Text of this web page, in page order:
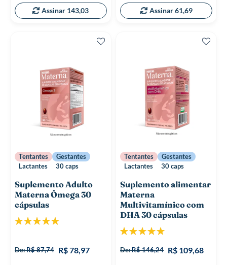
Assinar 143,03 Assinar 61,69
Tentantes
Gestantes
Lactantes
30 caps
Suplemento Adulto
Materna Ômega 30
cápsulas
Classificação:
De:R$ 87,74 R$ 78,97
Tentantes
Gestantes
Lactantes
30 caps
Suplemento alimentar
Materna
Multivitamínico com
DHA 30 cápsulas
Classificação:
De:R$ 146,24 R$ 109,68